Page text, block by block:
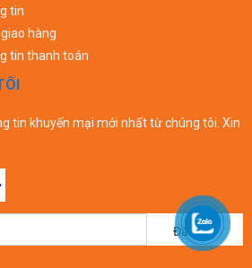
tin
hàng
tin thanh toán
tin khuyến mại mới nhất từ chúng tôi. Xin
Đăng ký